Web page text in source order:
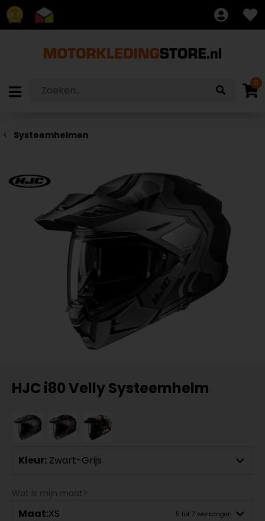
8.7
0
Systeemhelmen
HJC i80 Velly Systeemhelm
Kleur: Zwart-Grijs
Wat is mijn maat?
Maat:XS 5 tot 7 werkdagen